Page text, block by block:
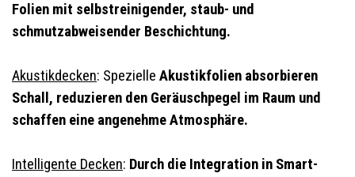
Folien mit selbstreinigender, staub- und
schmutzabweisender Beschichtung.
Akustikdecken: Spezielle Akustikfolien absorbieren
Schall, reduzieren den Geräuschpegel im Raum und
schaffen eine angenehme Atmosphäre.
Intelligente Decken: Durch die Integration in Smart-